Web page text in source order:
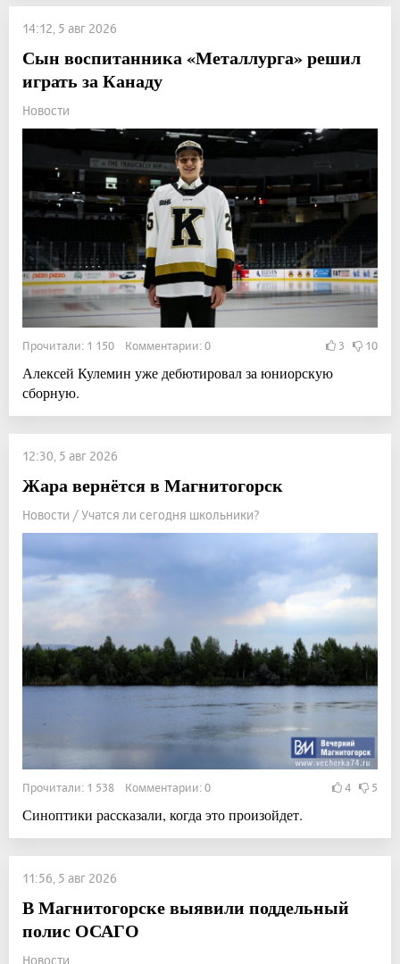
14:12, 5 авг 2026
Сын воспитанника «Металлурга» решил
играть за Канаду
Новости
Прочитали: 1 150 Комментарии: 0 3 10
Алексей Кулемин уже дебютировал за юниорскую
сборную.
12:30, 5 авг 2026
Жара вернётся в Магнитогорск
Новости / Учатся ли сегодня школьники?
Прочитали: 1 538 Комментарии: 0 4 5
Синоптики рассказали, когда это произойдет.
11:56, 5 авг 2026
В Магнитогорске выявили поддельный
полис ОСАГО
Новости